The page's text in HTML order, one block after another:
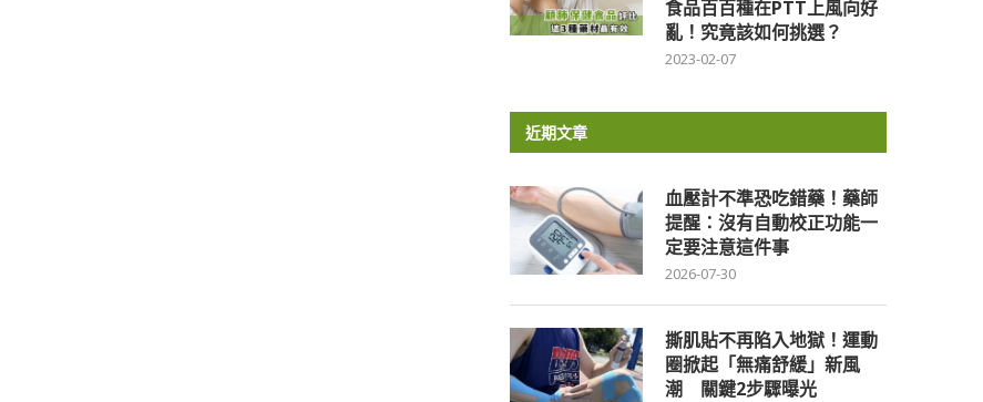
食品百百種在PTT上風向好
亂！究竟該如何挑選？
2023-02-07
近期文章
血壓計不準恐吃錯藥！藥師
提醒：沒有自動校正功能一
定要注意這件事
2026-07-30
撕肌貼不再陷入地獄！運動
圈掀起「無痛舒緩」新風
潮 關鍵2步驟曝光